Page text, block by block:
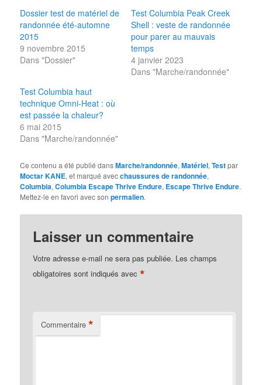
Dossier test de matériel de
randonnée été-automne
2015
9 novembre 2015
Dans "Dossier"
Test Columbia Peak Creek
Shell : veste de randonnée
pour parer au mauvais
temps
4 janvier 2023
Dans "Marche/randonnée"
Test Columbia haut
technique Omni-Heat : où
est passée la chaleur?
6 mai 2015
Dans "Marche/randonnée"
Ce contenu a été publié dansMarche/randonnée,Matériel,Testpar
Moctar KANE, et marqué avecchaussures de randonnée,
Columbia,Columbia Escape Thrive Endure, Escape Thrive Endure.
Mettez-le en favori avec sonpermalien.
Laisser un commentaire
Votre adresse e-mail ne sera pas publiée. Les champs
obligatoires sont indiqués avec*
Commentaire *